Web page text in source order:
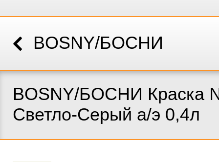
BOSNY/БОСНИ
BOSNY/БОСНИ Краска
Светло-Серый а/э 0,4л